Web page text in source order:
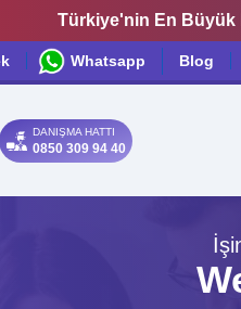
Türkiye'nin En Büyük
Whatsapp Blog
DANIŞMA HATTI
0850 309 94 40